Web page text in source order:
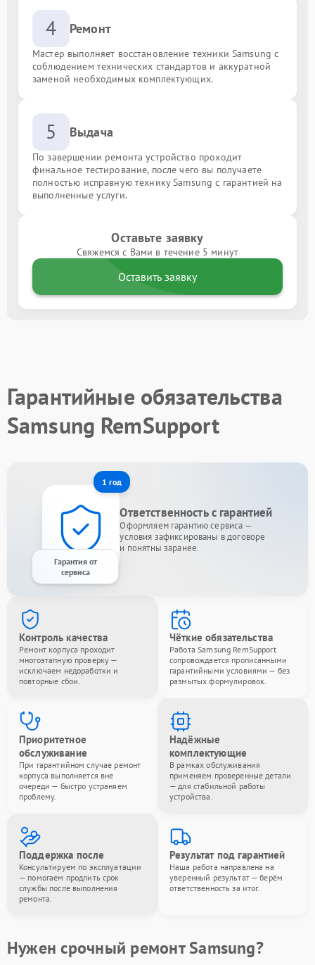
4 Ремонт
Мастер выполняет восстановление техники Samsung с
соблюдением технических стандартов и аккуратной
заменой необходимых комплектующих.
5 Выдача
По завершении ремонта устройство проходит
финальное тестирование, после чего вы получаете
полностью исправную технику Samsung с гарантией на
выполненные услуги.
Оставьте заявку
Свяжемся с Вами в течение 5 минут
Оставить заявку
Гарантийные обязательства
Samsung RemSupport
1 год
Гарантия от
сервиса
Ответственность с гарантией
Оформляем гарантию сервиса —
условия зафиксированы в договоре
и понятны заранее.
Контроль качества
Ремонт корпуса проходит
многоэтапную проверку —
исключаем недоработки и
повторные сбои.
Чёткие обязательства
Работа Samsung RemSupport
сопровождается прописанными
гарантийными условиями — без
размытых формулировок.
Приоритетное
обслуживание
При гарантийном случае ремонт
корпуса выполняется вне
очереди — быстро устраняем
проблему.
Надёжные
комплектующие
В рамках обслуживания
применяем проверенные детали
— для стабильной работы
устройства.
Поддержка после
Консультируем по эксплуатации
— помогаем продлить срок
службы после выполнения
ремонта.
Результат под гарантией
Наша работа направлена на
уверенный результат — берём
ответственность за итог.
Нужен срочный ремонт Samsung?